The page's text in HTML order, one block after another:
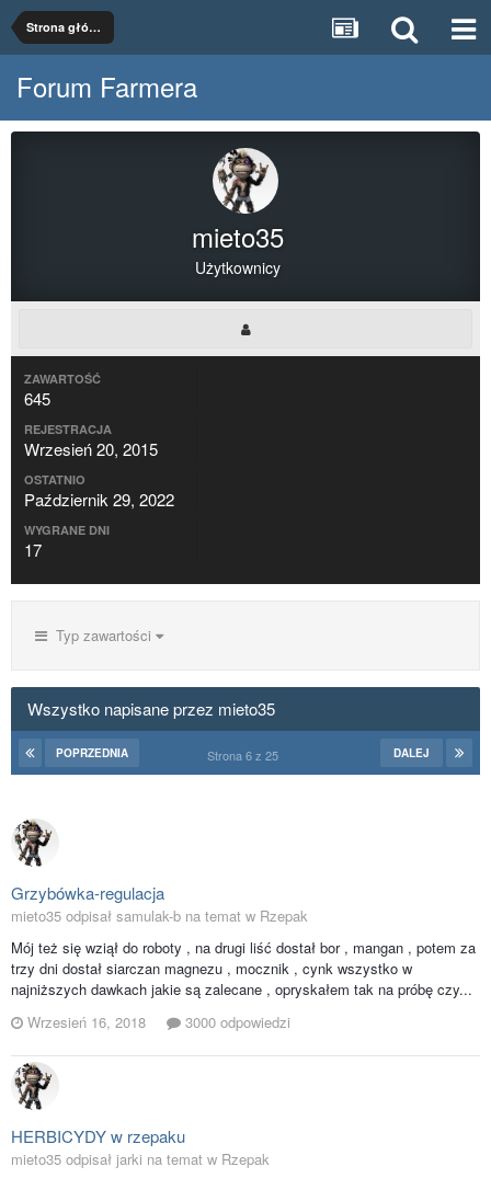
Strona główna
Forum Farmera
mieto35
Użytkownicy
ZAWARTOŚĆ
645
REJESTRACJA
Wrzesień 20, 2015
OSTATNIO
Październik 29, 2022
WYGRANE DNI
17
Typ zawartości
Wszystko napisane przez mieto35
POPRZEDNIA DALEJ
Strona 6 z 25
Grzybówka-regulacja
mieto35 odpisał samulak-b na temat w Rzepak
Mój też się wziął do roboty , na drugi liść dostał bor , mangan , potem za
trzy dni dostał siarczan magnezu , mocznik , cynk wszystko w
najniższych dawkach jakie są zalecane , opryskałem tak na próbę czy...
Wrzesień 16, 2018
3000 odpowiedzi
HERBICYDY w rzepaku
mieto35 odpisał jarki na temat w Rzepak